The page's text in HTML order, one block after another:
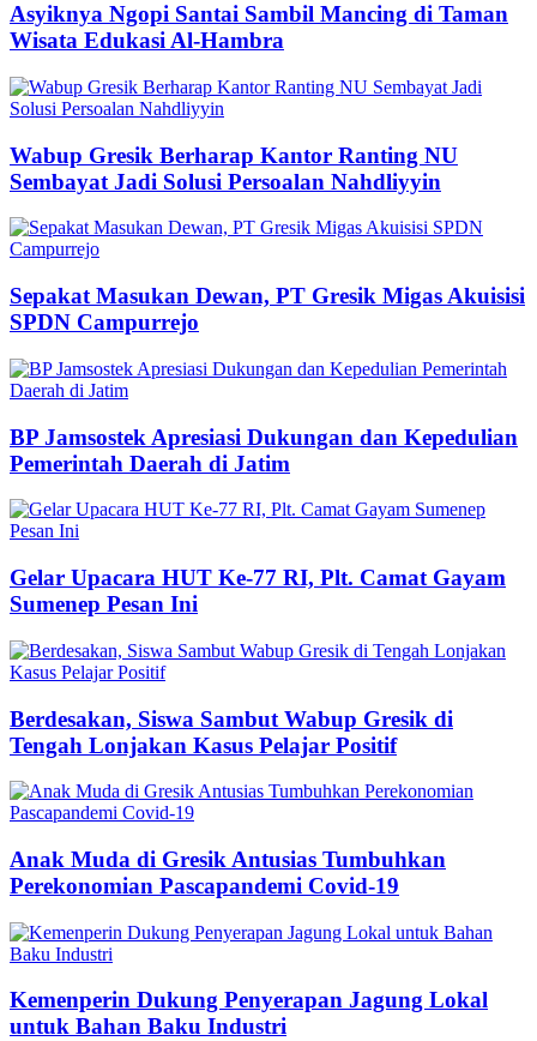
Asyiknya Ngopi Santai Sambil Mancing di Taman
Wisata Edukasi Al-Hambra
Wabup Gresik Berharap Kantor Ranting NU
Sembayat Jadi Solusi Persoalan Nahdliyyin
Sepakat Masukan Dewan, PT Gresik Migas Akuisisi
SPDN Campurrejo
BP Jamsostek Apresiasi Dukungan dan Kepedulian
Pemerintah Daerah di Jatim
Gelar Upacara HUT Ke-77 RI, Plt. Camat Gayam
Sumenep Pesan Ini
Berdesakan, Siswa Sambut Wabup Gresik di
Tengah Lonjakan Kasus Pelajar Positif
Anak Muda di Gresik Antusias Tumbuhkan
Perekonomian Pascapandemi Covid-19
Kemenperin Dukung Penyerapan Jagung Lokal
untuk Bahan Baku Industri